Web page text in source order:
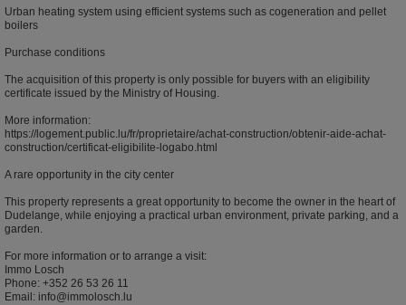
Urban heating system using efficient systems such as cogeneration and pellet
boilers
Purchase conditions
The acquisition of this property is only possible for buyers with an eligibility
certificate issued by the Ministry of Housing.
More information:
https://logement.public.lu/fr/proprietaire/achat-construction/obtenir-aide-achat-
construction/certificat-eligibilite-logabo.html
A rare opportunity in the city center
This property represents a great opportunity to become the owner in the heart of
Dudelange, while enjoying a practical urban environment, private parking, and a
garden.
For more information or to arrange a visit:
Immo Losch
Phone: +352 26 53 26 11
Email: info@immolosch.lu